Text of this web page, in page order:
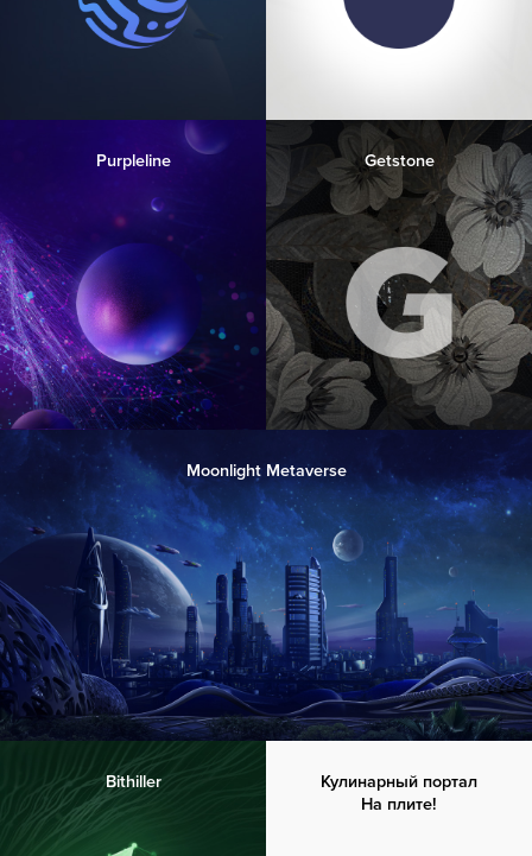
Purpleline Getstone
Moonlight Metaverse
Bithiller
Кулинарный портал
На плите!